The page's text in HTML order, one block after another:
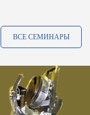
ВСЕ СЕМИНАРЫ